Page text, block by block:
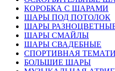
КОРОБКА С ШАРАМИ
ШАРЫ ПОД ПОТОЛОК
ШАРЫ
ШАРЫ СМАЙЛЫ
ШАРЫ СВАДЕБНЫЕ
СПОРТИВНАЯ
БОЛЬШИЕ ШАРЫ